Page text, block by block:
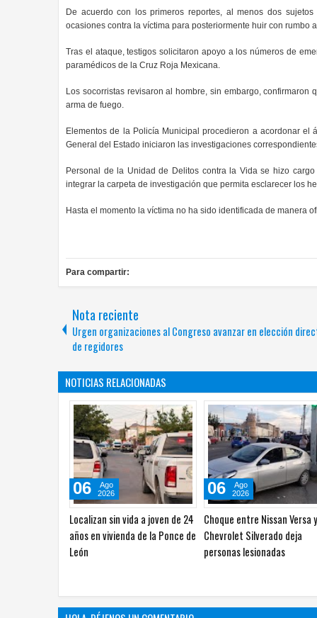
De acuerdo con los primeros reportes, al menos dos
ocasiones contra la víctima para posteriormente huir con rumbo
Tras el ataque, testigos solicitaron apoyo a los números de
paramédicos de la Cruz Roja Mexicana.
Los socorristas revisaron al hombre, sin embargo,
arma de fuego.
Elementos de la Policía Municipal procedieron a acordonar
General del Estado iniciaron las investigaciones
Personal de la Unidad de Delitos contra la Vida se hizo
integrar la carpeta de investigación que permita esclarecer los
Hasta el momento la víctima no ha sido identificada de manera
Para compartir:
Nota reciente
Urgen organizaciones al Congreso avanzar en elección
de regidores
NOTICIAS RELACIONADAS
Juárez debe recibir lo que
merece: Cruz Pérez Cuéllar
06
Ago
2026
Trabajan en software con
para detectar anomalías
mamografías
06
Ago
2026